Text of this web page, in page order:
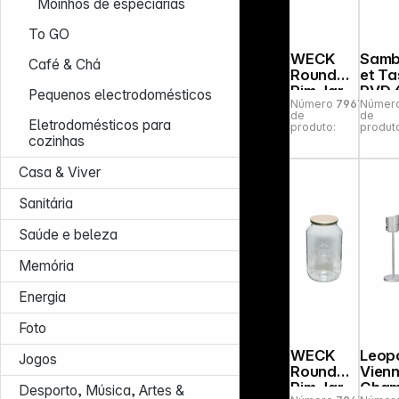
Moinhos de especiarias
To GO
Café & Chá
Pequenos electrodomésticos
Eletrodomésticos para
cozinhas
Casa & Viver
Sanitária
Saúde e beleza
Memória
Energia
Foto
Jogos
Desporto, Música, Artes &
WECK
Round
Rim Jar
Tulip 1,0l
Set of 4
Número
de
produto:
796700
et
PVD 6
de
WECK
Round
Rim Jar